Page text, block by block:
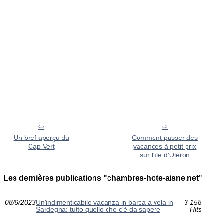
Un bref aperçu du
Cap Vert
Comment passer des
vacances à petit prix
sur l'île d'Oléron
Les dernières publications "chambres-hote-aisne.net"
08/6/2023Un'indimenticabile vacanza in barca a vela in
Sardegna: tutto quello che c'è da sapere
3 158
Hits